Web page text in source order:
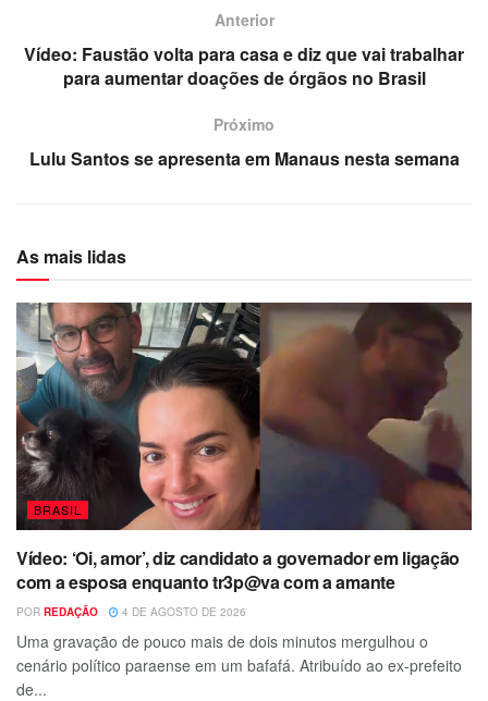
Anterior
Vídeo: Faustão volta para casa e diz que vai trabalhar
para aumentar doações de órgãos no Brasil
Próximo
Lulu Santos se apresenta em Manaus nesta semana
As mais lidas
BRASIL
Vídeo: ‘Oi, amor’, diz candidato a governador em ligação
com a esposa enquanto tr3p@va com a amante
POR REDAÇÃO 4 DE AGOSTO DE 2026
Uma gravação de pouco mais de dois minutos mergulhou o
cenário político paraense em um bafafá. Atribuído ao ex-prefeito
de...